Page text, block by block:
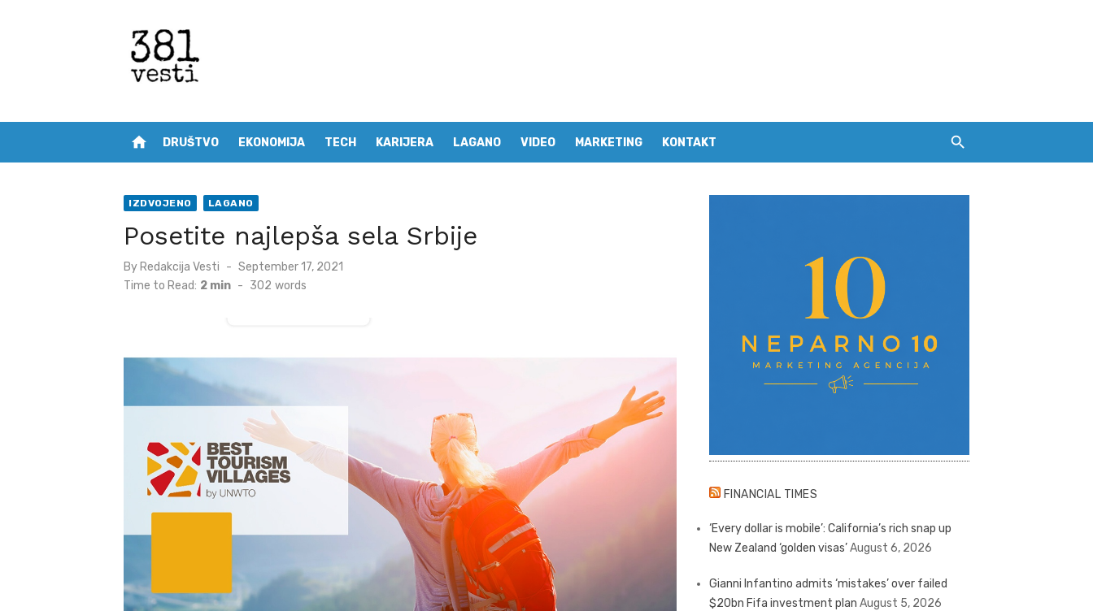
home DRUŠTVO EKONOMIJA TECH KARIJERA LAGANO VIDEO MARKETING KONTAKT
IZDVOJENO LAGANO
Posetite najlepša sela Srbije
By Redakcija Vesti
Posted
September 17, 2021
Time to Read: 2 min - 302 words
FINANCIAL TIMES
‘Every dollar is mobile’: California’s rich snap up
New Zealand ‘golden visas’August 6, 2026
Gianni Infantino admits ‘mistakes’ over failed
$20bn Fifa investment plan August 5, 2026